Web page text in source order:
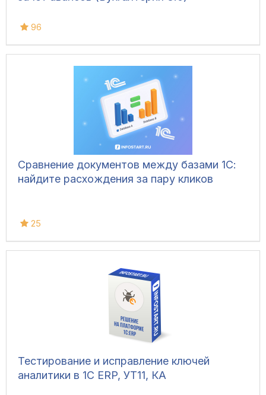
96
Сравнение документов между базами 1С:
найдите расхождения за пару кликов
25
Тестирование и исправление ключей
аналитики в 1С ERP, УТ11, КА